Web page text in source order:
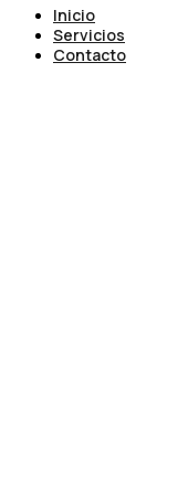
Inicio
Servicios
Contacto